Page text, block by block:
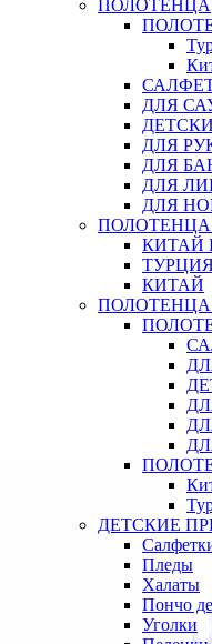
ПОЛОТЕНЦА
ДЛЯ
ДЛЯ
ДЛЯ
ДЛЯ
ДЛЯ
КИТАЙ
КИТАЙ
ПОЛОТЕНЦА
ДЕТСКИЕ
Пледы
Халаты
Пончо
Уголки